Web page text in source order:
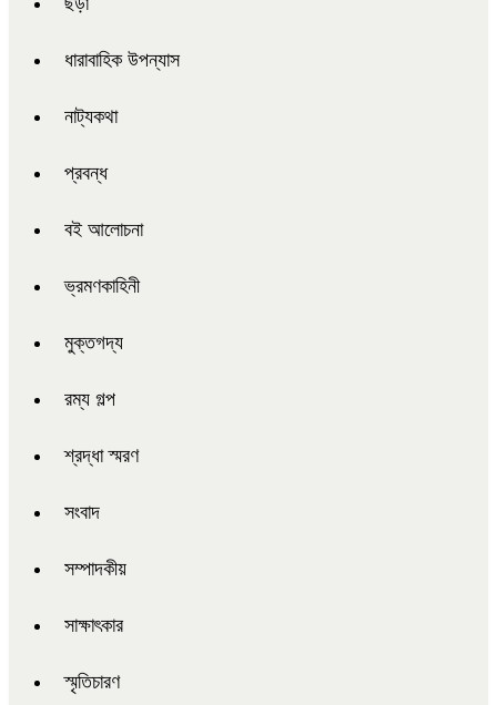
ধারাবাহিক উপন্যাস
নাট্যকথা
প্রবন্ধ
বই আলোচনা
ভ্রমণকাহিনী
মুক্তগদ্য
রম্য গল্প
শ্রদ্ধা স্মরণ
সংবাদ
সম্পাদকীয়
সাক্ষাৎকার
স্মৃতিচারণ